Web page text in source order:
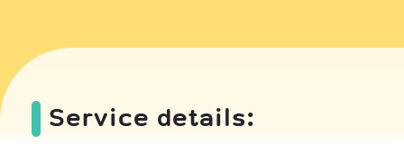
Service details: